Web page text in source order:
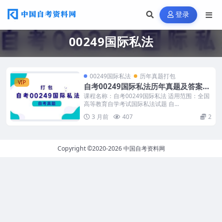
登录
00249国际私法
VIP
00249国际私法 历年真题打包
自考00249国际私法历年真题及答案汇
总
课程名称：自考00249国际私法 适用范围：全国
高等教育自学考试国际私法试题 自...
3 月前
407 2
Copyright ©2020-2026中国自考资料网